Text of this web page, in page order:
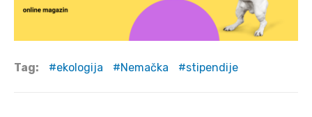
Tag: ekologija Nemačka stipendije